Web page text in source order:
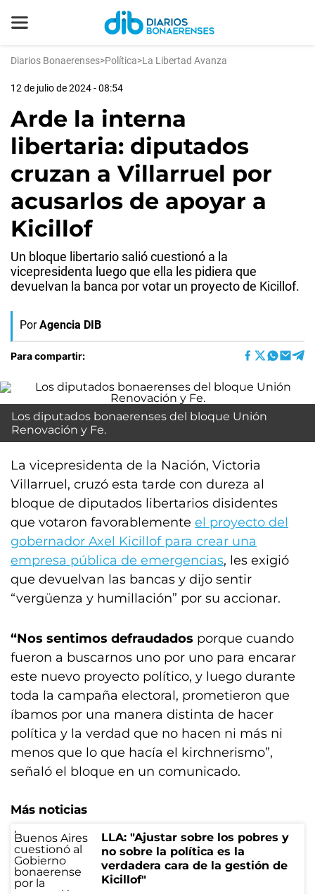
Diarios Bonaerenses>Política>La Libertad Avanza
12 de julio de 2024 - 08:54
Arde la interna
libertaria: diputados
cruzan a Villarruel por
acusarlos de apoyar a
Kicillof
Un bloque libertario salió cuestionó a la
vicepresidenta luego que ella les pidiera que
devuelvan la banca por votar un proyecto de Kicillof.
Por Agencia DIB
Para compartir:
Los diputados bonaerenses del bloque Unión
Renovación y Fe.
La vicepresidenta de la Nación, Victoria
Villarruel, cruzó esta tarde con dureza al
bloque de diputados libertarios disidentes
que votaron favorablemente el proyecto del
gobernador Axel Kicillof para crear una
empresa pública de emergencias, les exigió
que devuelvan las bancas y dijo sentir
“vergüenza y humillación” por su accionar.
“Nos sentimos defraudados porque cuando
fueron a buscarnos uno por uno para encarar
este nuevo proyecto político, y luego durante
toda la campaña electoral, prometieron que
íbamos por una manera distinta de hacer
política y la verdad que no hacen ni más ni
menos que lo que hacía el kirchnerismo”,
señaló el bloque en un comunicado.
Más noticias
LLA: "Ajustar sobre los pobres y
no sobre la política es la
verdadera cara de la gestión de
Kicillof"